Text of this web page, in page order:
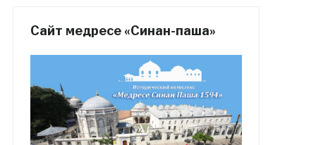
Сайт медресе «Синан-паша»